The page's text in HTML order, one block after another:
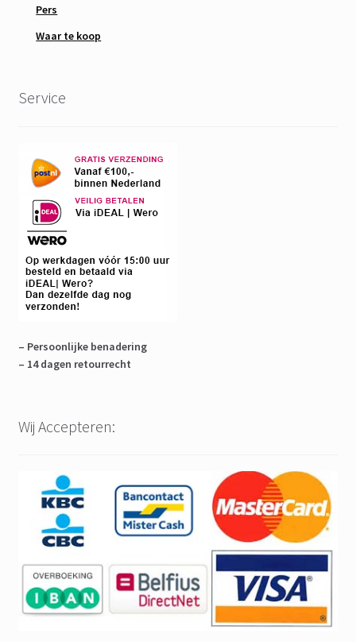
Pers
Waar te koop
Service
– Persoonlijke benadering
– 14 dagen retourrecht
Wij Accepteren: